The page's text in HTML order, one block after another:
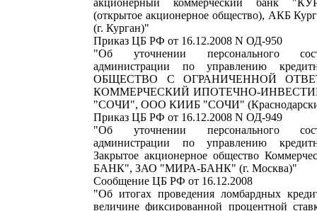
(открытое акционерное общество), АКБ
(г. Курган)"
Приказ ЦБ РФ от 16.12.2008 N ОД-950
"Об уточнении персонального
администрации по управлению
ОБЩЕСТВО С ОГРАНИЧЕННОЙ
КОММЕРЧЕСКИЙ ИПОТЕЧНО-
"СОЧИ", ООО КИИБ "СОЧИ"
Приказ ЦБ РФ от 16.12.2008 N ОД-949
"Об уточнении персонального
администрации по управлению
Закрытое акционерное общество
БАНК", ЗАО "МИРА-БАНК" (г. Москва)"
Сообщение ЦБ РФ от 16.12.2008
"Об итогах проведения ломбардных
величине фиксированной процентной